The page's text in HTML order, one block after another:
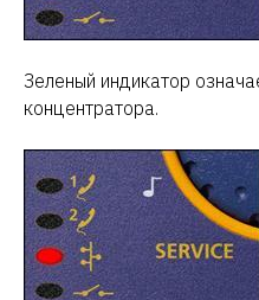
Зеленый индикатор
концентратора.